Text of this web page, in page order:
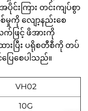
းကြား တင်းကျပ်စွာ
ကို လျော့နည်းစေ
က်ဖြင့် ဖိအားကို
းပြီး ပရိုစတီစီကို တပ်
ြေစေပါသည်။
VH02
10G